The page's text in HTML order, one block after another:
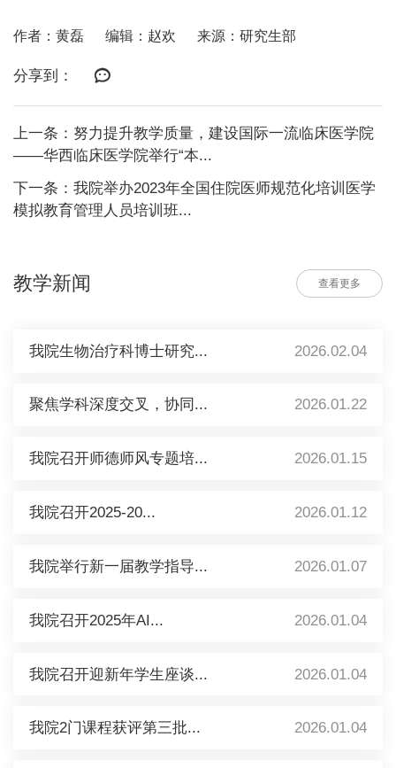
作者：黄磊 编辑：赵欢 来源：研究生部
分享到：
上一条：努力提升教学质量，建设国际一流临床医学院
——华西临床医学院举行“本...
下一条：我院举办2023年全国住院医师规范化培训医学
模拟教育管理人员培训班...
教学新闻 查看更多
我院生物治疗科博士研究... 2026.02.04
聚焦学科深度交叉，协同... 2026.01.22
我院召开师德师风专题培... 2026.01.15
我院召开2025-20... 2026.01.12
我院举行新一届教学指导... 2026.01.07
我院召开2025年AI... 2026.01.04
我院召开迎新年学生座谈... 2026.01.04
我院2门课程获评第三批... 2026.01.04